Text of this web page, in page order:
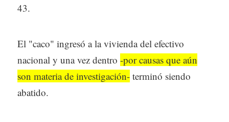
43.
El "caco" ingresó a la vivienda del efectivo
nacional y una vez dentro -por causas que aún
son materia de investigación- terminó siendo
abatido.